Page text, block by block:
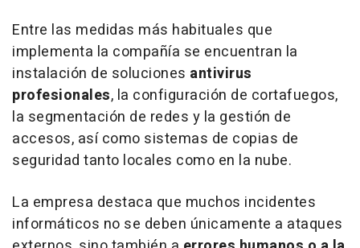
Entre las medidas más habituales que
implementa la compañía se encuentran la
instalación de soluciones antivirus
profesionales, la configuración de cortafuegos,
la segmentación de redes y la gestión de
accesos, así como sistemas de copias de
seguridad tanto locales como en la nube.
La empresa destaca que muchos incidentes
informáticos no se deben únicamente a ataques